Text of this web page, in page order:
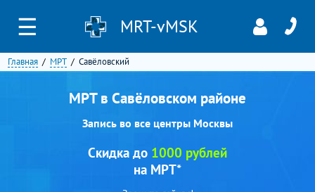
☰ MRT-vMSK
Главная МРТ Савёловский
МРТ в Савёловском районе
Запись во все центры Москвы
Скидка до 1000 рублей
на МРТ*